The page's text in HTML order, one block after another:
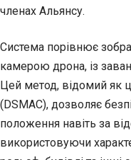
членах Альянсу.
Система порівнює
камерою дрона, із
Цей метод, відомий як
(DSMAC), дозволяє
положення навіть за
використовуючи